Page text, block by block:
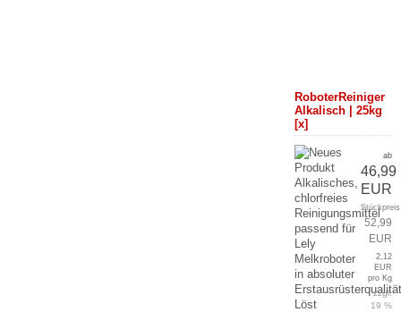
RoboterReiniger
Alkalisch | 25kg
[x]
Alkalisches,
chlorfreies
Reinigungsmittel
passend für
Lely
Melkroboter
in absoluter
Löst
ab
46,99
EUR
Stückpreis
52,99
EUR
2,12
EUR
pro Kg
zzgl.
19 %